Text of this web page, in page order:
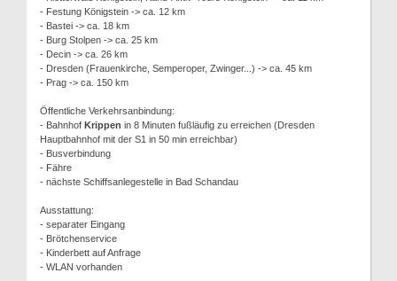
- Festung Königstein -> ca. 12 km
- Bastei -> ca. 18 km
- Burg Stolpen -> ca. 25 km
- Decin -> ca. 26 km
- Dresden (Frauenkirche, Semperoper, Zwinger...) -> ca. 45 km
- Prag -> ca. 150 km
Öffentliche Verkehrsanbindung:
- Bahnhof Krippen in 8 Minuten fußläufig zu erreichen (Dresden
Hauptbahnhof mit der S1 in 50 min erreichbar)
- Busverbindung
- Fähre
- nächste Schiffsanlegestelle in Bad Schandau
Ausstattung:
- separater Eingang
- Brötchenservice
- Kinderbett auf Anfrage
- WLAN vorhanden